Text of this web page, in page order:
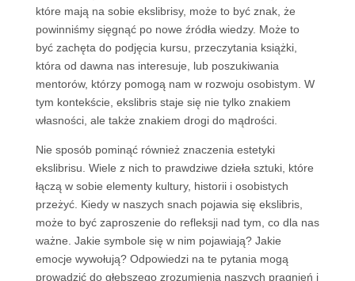
które mają na sobie ekslibrisy, może to być znak, że
powinniśmy sięgnąć po nowe źródła wiedzy. Może to
być zachęta do podjęcia kursu, przeczytania książki,
która od dawna nas interesuje, lub poszukiwania
mentorów, którzy pomogą nam w rozwoju osobistym. W
tym kontekście, ekslibris staje się nie tylko znakiem
własności, ale także znakiem drogi do mądrości.
Nie sposób pominąć również znaczenia estetyki
ekslibrisu. Wiele z nich to prawdziwe dzieła sztuki, które
łączą w sobie elementy kultury, historii i osobistych
przeżyć. Kiedy w naszych snach pojawia się ekslibris,
może to być zaproszenie do refleksji nad tym, co dla nas
ważne. Jakie symbole się w nim pojawiają? Jakie
emocje wywołują? Odpowiedzi na te pytania mogą
prowadzić do głębszego zrozumienia naszych pragnień i